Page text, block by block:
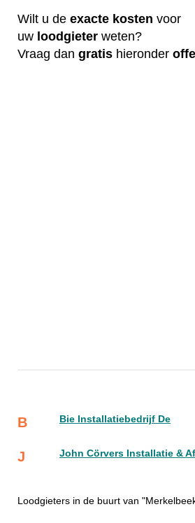
Wilt u de exacte kosten voor
uw loodgieter weten?
Vraag dan gratis hieronder
B Bie Installatiebedrijf De
J John Cörvers Installatie &
Loodgieters in de buurt van